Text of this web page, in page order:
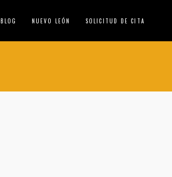
BLOG NUEVO LEÓN SOLICITUD DE CITA